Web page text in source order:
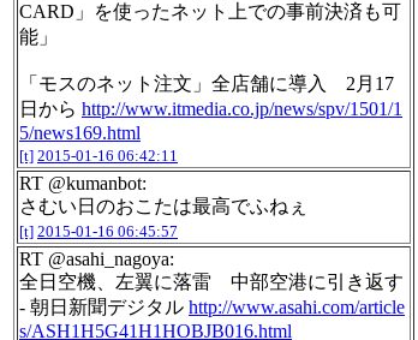
CARD」を使ったネット上での事前決済も可
能」
「モスのネット注文」全店舗に導入 2月17
日から http://www.itmedia.co.jp/news/spv/1501/1
5/news169.html
[t] 2015-01-16 06:42:11
RT @kumanbot:
さむい日のおこたは最高でふねぇ
[t] 2015-01-16 06:45:57
RT @asahi_nagoya:
全日空機、左翼に落雷 中部空港に引き返す
- 朝日新聞デジタル http://www.asahi.com/article
s/ASH1H5G41H1HOBJB016.html